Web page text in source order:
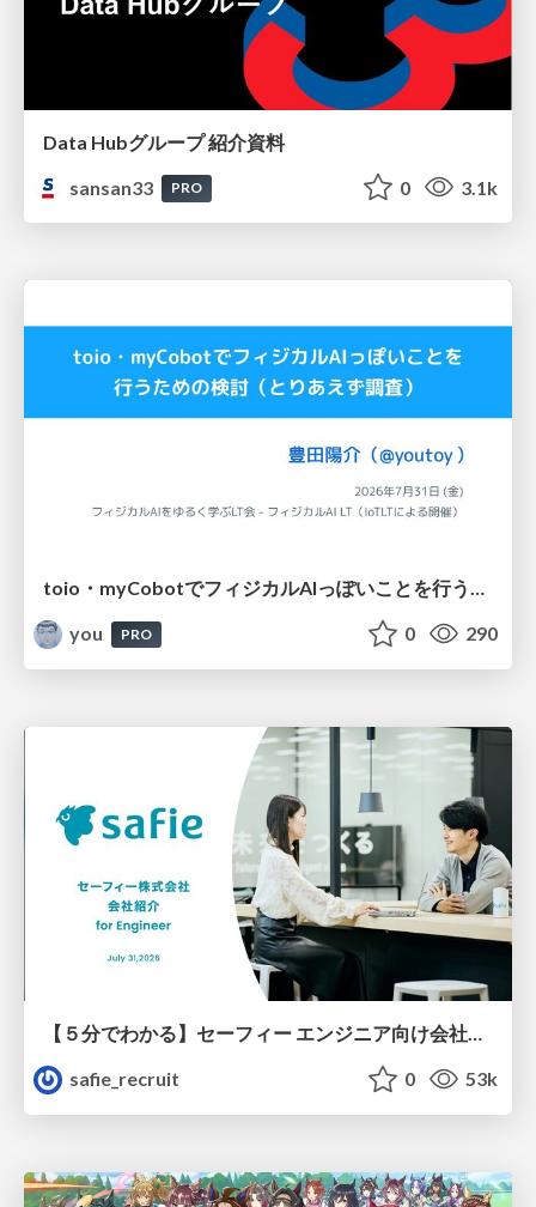
Data Hubグループ 紹介資料
sansan33
PRO 0 3.1k
toio・myCobotでフィジカルAIっぽいことを行うための検討（とりあえず調査） / フィジカルAI LT（IoTLTによる開催）
you
PRO 0 290
【５分でわかる】セーフィー エンジニア向け会社紹介
safie_recruit
0 53k